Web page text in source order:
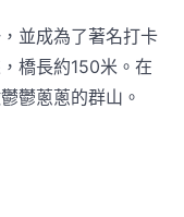
並成為了著名打卡
橋長約150米。在
鬱蔥蔥的群山。